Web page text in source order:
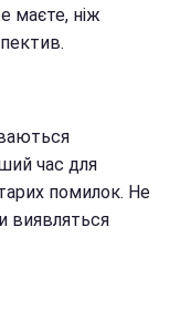
маєте, ніж
час для
помилок. Не
виявляться